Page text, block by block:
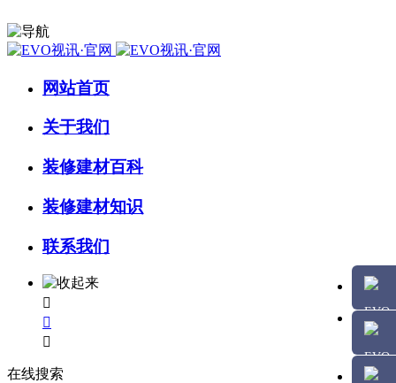
网站首页
关于我们
装修建材百科
装修建材知识
联系我们



在线搜索